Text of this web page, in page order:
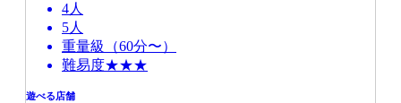
4人
5人
重量級（60分〜）
難易度★★★
遊べる店舗